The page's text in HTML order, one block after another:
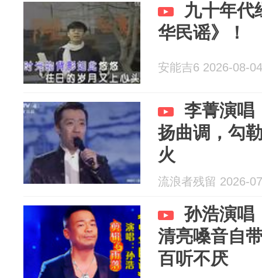
九十年代
华民谣》！
安能吉6 2026-08-04
李菁演唱
扬曲调，勾
火
流浪者残留 2026-
孙浩演唱
清亮嗓音自
百听不厌